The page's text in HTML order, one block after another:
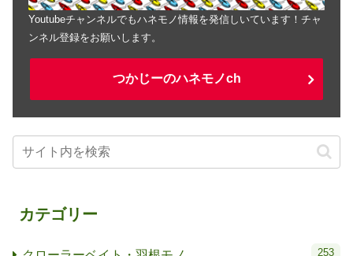
Youtubeチャンネルでもハネモノ情報を発信しいています！チャ
ンネル登録をお願いします。
つかじーのハネモノch
カテゴリー
253